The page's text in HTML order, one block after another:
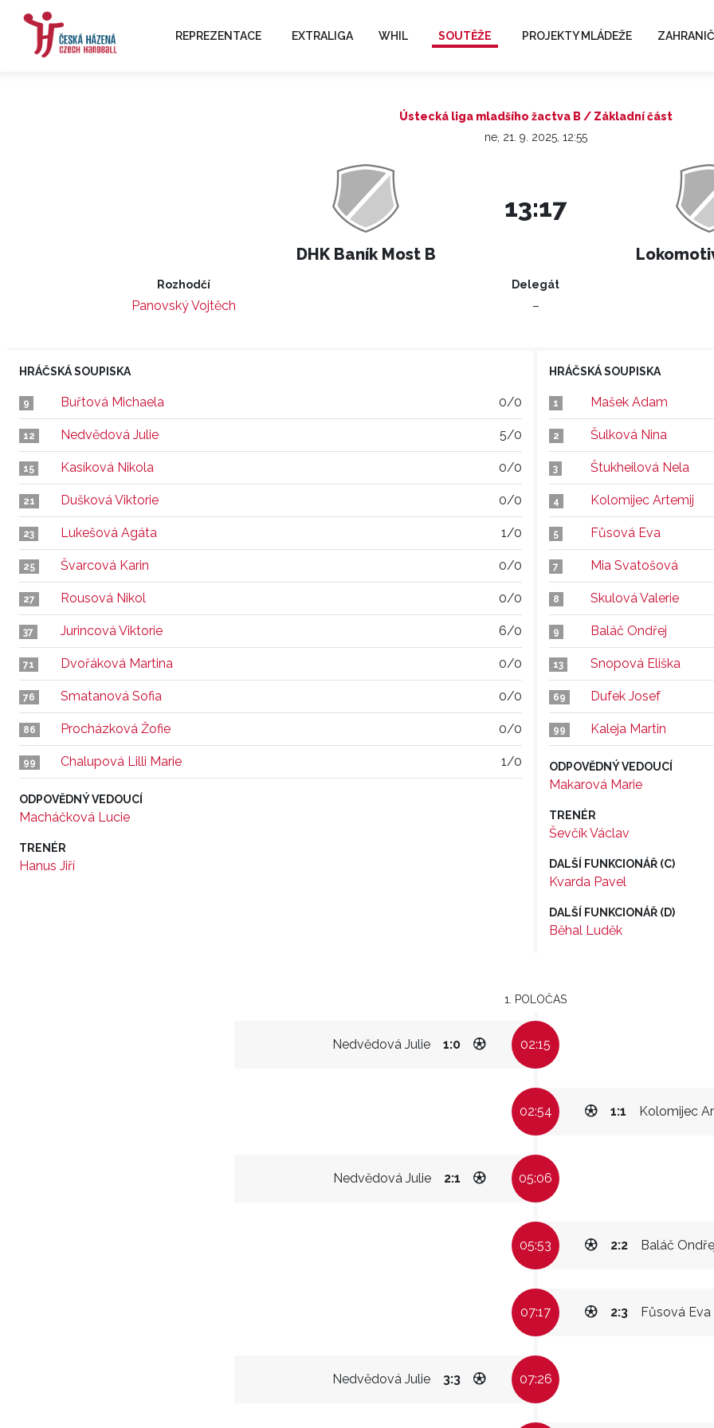
REPREZENTACE EXTRALIGA WHIL SOUTĚŽE PROJEKTY MLÁDEŽE
Ústecká liga mladšího žactva B / Základní část
ne, 21. 9. 2025, 12:55
DHK Baník Most B
13:17
Rozhodčí
Panovský Vojtěch
Delegát
–
HRÁČSKÁ SOUPISKA
9 Buřtová Michaela 0/0
12 Nedvědová Julie 5/0
15 Kasíková Nikola 0/0
21 Dušková Viktorie 0/0
23 Lukešová Agáta 1/0
25 Švarcová Karin 0/0
27 Rousová Nikol 0/0
37 Jurincová Viktorie 6/0
71 Dvořáková Martina 0/0
76 Smatanová Sofia 0/0
86 Procházková Žofie 0/0
99 Chalupová Lilli Marie 1/0
ODPOVĚDNÝ VEDOUCÍ
Macháčková Lucie
TRENÉR
Hanus Jiří
HRÁČSKÁ SOUPISKA
1 Mašek Adam
2 Šulková Nina
3 Štukheilová Nela
4 Kolomijec Artemij
5 Fůsová Eva
7 Mia Svatošová
8 Skulová Valerie
9 Baláč Ondřej
13 Snopová Eliška
69 Dufek Josef
99 Kaleja Martin
ODPOVĚDNÝ VEDOUCÍ
Makarová Marie
TRENÉR
Ševčík Václav
DALŠÍ FUNKCIONÁŘ (C)
Kvarda Pavel
DALŠÍ FUNKCIONÁŘ (D)
Běhal Luděk
1. POLOČAS
Nedvědová Julie 1:0 02:15
02:54 Kolomijec
1:1
Nedvědová Julie 2:1 05:06
05:53 Baláč
2:2
07:17 Fůsová Eva
2:3
Nedvědová Julie 3:3 07:26